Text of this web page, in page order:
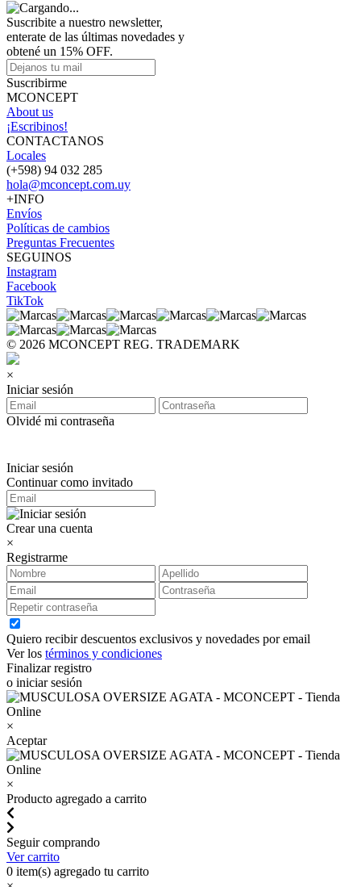
Suscribite a nuestro newsletter,
enterate de las últimas novedades y
obtené un 15% OFF.
Suscribirme
MCONCEPT
About us
¡Escribinos!
CONTACTANOS
Locales
(+598) 94 032 285
hola@mconcept.com.uy
+INFO
Envíos
Políticas de cambios
Preguntas Frecuentes
SEGUINOS
Instagram
Facebook
TikTok
© 2026 MCONCEPT REG. TRADEMARK
×
Iniciar sesión
Olvidé mi contraseña
Iniciar sesión
Continuar como invitado
Crear una cuenta
×
Registrarme
Quiero recibir descuentos exclusivos y novedades por email
Ver los términos y condiciones
Finalizar registro
o iniciar sesión
×
Aceptar
×
Producto agregado a carrito
Seguir comprando
Ver carrito
0 item(s) agregado tu carrito